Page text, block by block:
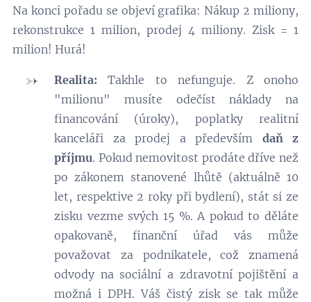
Na konci pořadu se objeví grafika: Nákup 2 miliony,
rekonstrukce 1 milion, prodej 4 miliony. Zisk = 1
milion! Hurá!
Realita: Takhle to nefunguje. Z onoho
"milionu" musíte odečíst náklady na
financování (úroky), poplatky realitní
kanceláři za prodej a především daň z
příjmu. Pokud nemovitost prodáte dříve než
po zákonem stanovené lhůtě (aktuálně 10
let, respektive 2 roky při bydlení), stát si ze
zisku vezme svých 15 %. A pokud to děláte
opakovaně, finanční úřad vás může
považovat za podnikatele, což znamená
odvody na sociální a zdravotní pojištění a
možná i DPH. Váš čistý zisk se tak může